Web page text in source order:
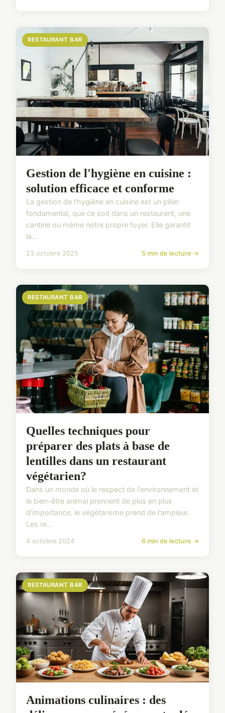
RESTAURANT BAR
Gestion de l'hygiène en cuisine :
solution efficace et conforme
La gestion de l'hygiène en cuisine est un pilier
fondamental, que ce soit dans un restaurant, une
cantine ou même notre propre foyer. Elle garantit
la...
23 octobre 2025 5 min de lecture →
RESTAURANT BAR
Quelles techniques pour
préparer des plats à base de
lentilles dans un restaurant
végétarien?
Dans un monde où le respect de l'environnement et
le bien-être animal prennent de plus en plus
d'importance, le végétarisme prend de l'ampleur.
Les re...
4 octobre 2024 6 min de lecture →
RESTAURANT BAR
Animations culinaires : des